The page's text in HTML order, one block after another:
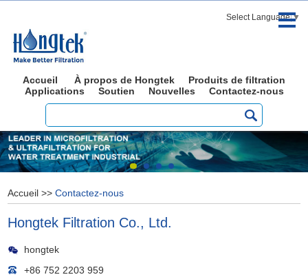
Select Language ▼
Accueil À propos de Hongtek
Produits de filtration
Applications
Soutien Nouvelles Contactez-nous
Accueil >>Contactez-nous
Hongtek Filtration Co., Ltd.
hongtek
+86 752 2203 959